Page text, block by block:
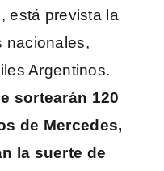
está prevista la
nacionales,
Argentinos.
sortearán 120
de Mercedes,
la suerte de